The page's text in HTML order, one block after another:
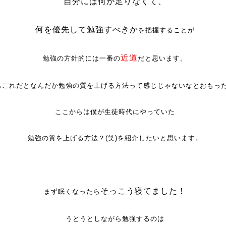
何を優先して勉強すべきかを把握することが
勉強の方針的には一番の近道 だと思います。
これだとなんだか勉強の質を上げる方法って感じじゃないなとおもっ
ここからは僕が生徒時代にやっていた
勉強の質を上げる方法？(笑)を紹介したいと思います。
まず眠くなったら そっこう寝てました！
うとうとしながら勉強するのは